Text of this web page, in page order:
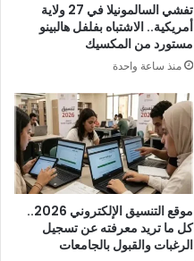
تفشي السالمونيلا في 27 ولاية
أمريكية.. الاشتباه بفلفل هالبينو
مستورد من المكسيك
منذ ساعة واحدة
موقع التنسيق الإلكتروني 2026..
كل ما تريد معرفته عن تسجيل
الرغبات والقبول بالجامعات